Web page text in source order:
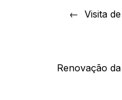
Visita
Renovação